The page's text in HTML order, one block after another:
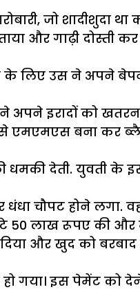
जो शादीशुदा
और गाढ़ी दोस्ती
लिए उस ने अपने
अपने इरादों को
से एमएमएस बना कर
धमकी देती. युवती के
चौपट होने लगा.
50 लाख रूपए की और
और खुद को बरबाद
गया। इस पेमेंट को